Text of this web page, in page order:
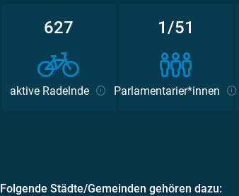
627
aktive Radelnde
1/51
Parlamentarier*innen
Folgende Städte/Gemeinden gehören dazu: